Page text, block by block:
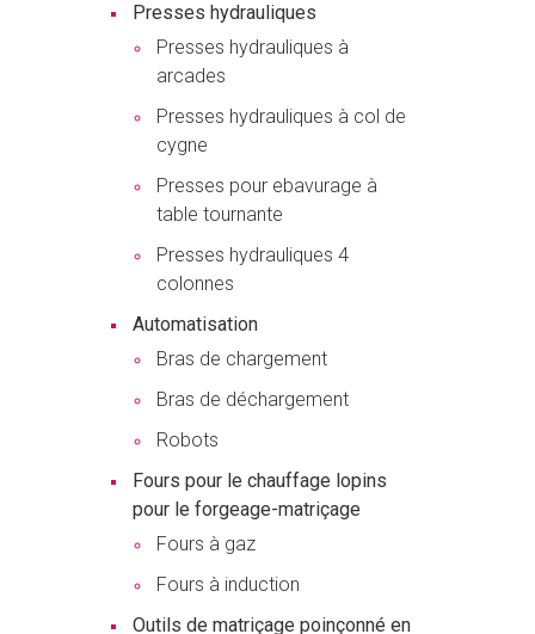
Presses hydrauliques
Presses hydrauliques à
arcades
Presses hydrauliques à col de
cygne
Presses pour ebavurage à
table tournante
Presses hydrauliques 4
colonnes
Automatisation
Bras de chargement
Bras de déchargement
Robots
Fours pour le chauffage lopins
pour le forgeage-matriçage
Fours à gaz
Fours à induction
Outils de matriçage poinçonné en